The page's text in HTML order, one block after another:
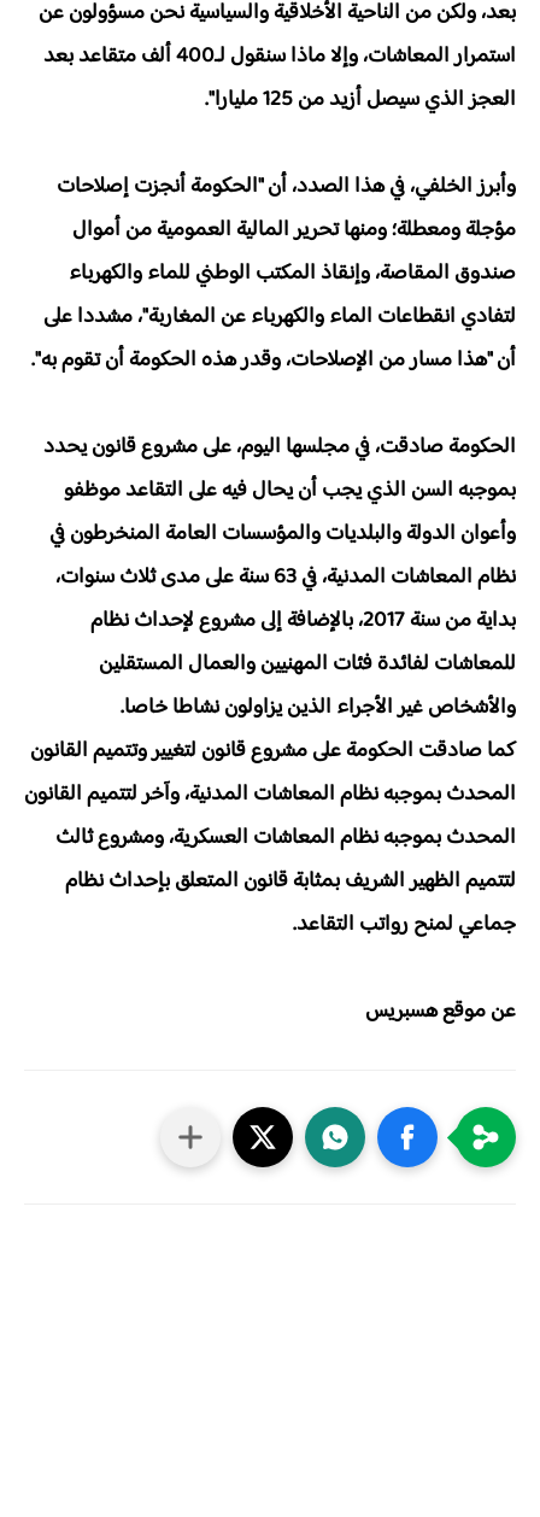
بعد، ولكن من الناحية الأخلاقية والسياسية نحن مسؤولون عن
استمرار المعاشات، وإلا ماذا سنقول لـ400 ألف متقاعد بعد
العجز الذي سيصل أزيد من 125 مليارا".
وأبرز الخلفي، في هذا الصدد، أن "الحكومة أنجزت إصلاحات
مؤجلة ومعطلة؛ ومنها تحرير المالية العمومية من أموال
صندوق المقاصة، وإنقاذ المكتب الوطني للماء والكهرباء
لتفادي انقطاعات الماء والكهرباء عن المغاربة"، مشددا على
أن "هذا مسار من الإصلاحات، وقدر هذه الحكومة أن تقوم به".
الحكومة صادقت، في مجلسها اليوم، على مشروع قانون يحدد
بموجبه السن الذي يجب أن يحال فيه على التقاعد موظفو
وأعوان الدولة والبلديات والمؤسسات العامة المنخرطون في
نظام المعاشات المدنية، في 63 سنة على مدى ثلاث سنوات،
بداية من سنة 2017، بالإضافة إلى مشروع لإحداث نظام
للمعاشات لفائدة فئات المهنيين والعمال المستقلين
والأشخاص غير الأجراء الذين يزاولون نشاطا خاصا.
كما صادقت الحكومة على مشروع قانون لتغيير وتتميم القانون
المحدث بموجبه نظام المعاشات المدنية، وآخر لتتميم القانون
المحدث بموجبه نظام المعاشات العسكرية، ومشروع ثالث
لتتميم الظهير الشريف بمثابة قانون المتعلق بإحداث نظام
جماعي لمنح رواتب التقاعد.
عن موقع هسبريس